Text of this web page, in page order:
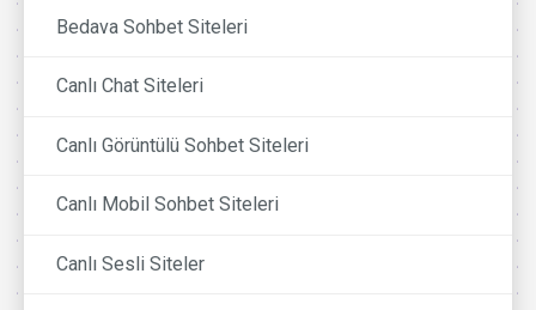
Bedava Sohbet Siteleri
Canlı Chat Siteleri
Canlı Görüntülü Sohbet Siteleri
Canlı Mobil Sohbet Siteleri
Canlı Sesli Siteler